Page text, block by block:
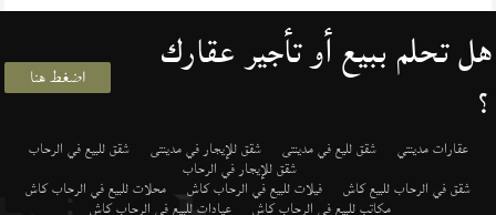
هل تحلم ببيع أو تأجير عقارك
؟ اضغط هنا
عقارات مدينتي شقق لليع في مدينتى شقق للإيجار في مدينتى شقق للبيع في الرحاب
شقق للإيجار في الرحاب
شقق في الرحاب للبيع كاش فيلات للبيع في الرحاب كاش محلات للبيع في الرحاب كاش
مكاتب للبيع في الرحاب كاش عيادات للبيع في الرحاب كاش